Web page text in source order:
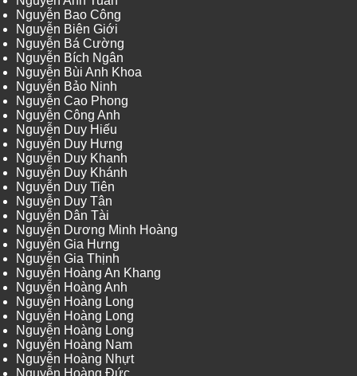
Nguyễn Bao Công
Nguyễn Biên Giới
Nguyễn Bá Cường
Nguyễn Bích Ngân
Nguyễn Bùi Anh Khoa
Nguyễn Bảo Ninh
Nguyễn Cao Phong
Nguyễn Công Anh
Nguyễn Duy Hiếu
Nguyễn Duy Hưng
Nguyễn Duy Khanh
Nguyễn Duy Khánh
Nguyễn Duy Tiên
Nguyễn Duy Tân
Nguyễn Dân Tài
Nguyễn Dương Minh Hoàng
Nguyễn Gia Hưng
Nguyễn Gia Thịnh
Nguyễn Hoàng An Khang
Nguyễn Hoàng Anh
Nguyễn Hoàng Long
Nguyễn Hoàng Long
Nguyễn Hoàng Long
Nguyễn Hoàng Nam
Nguyễn Hoàng Nhựt